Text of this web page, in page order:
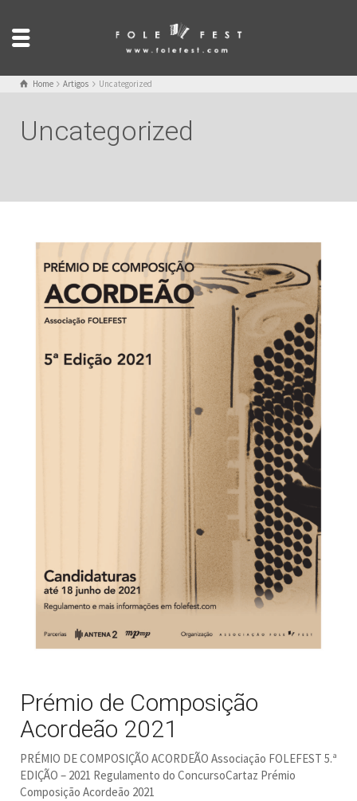
Home Artigos Uncategorized
Uncategorized
Prémio de Composição
Acordeão 2021
PRÉMIO DE COMPOSIÇÃO ACORDEÃO Associação FOLEFEST 5.ª
EDIÇÃO – 2021 Regulamento do ConcursoCartaz Prémio
Composição Acordeão 2021